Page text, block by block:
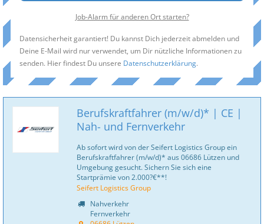
Job-Alarm für anderen Ort starten?
Datensicherheit garantiert! Du kannst Dich jederzeit abmelden und
Deine E-Mail wird nur verwendet, um Dir nützliche Informationen zu
senden. Hier findest Du unsere Datenschutzerklärung.
Berufskraftfahrer (m/w/d)* | CE |
Nah- und Fernverkehr
Ab sofort wird von der Seifert Logistics Group ein
Berufskraftfahrer (m/w/d)* aus 06686 Lützen und
Umgebung gesucht. Sichern Sie sich eine
Startprämie von 2.000?€**!
Seifert Logistics Group
Nahverkehr
Fernverkehr